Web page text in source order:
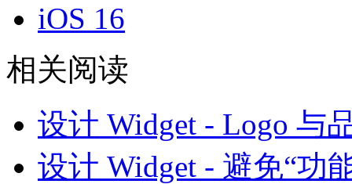
iOS 16
相关阅读
设计 Widget - Logo 与
设计 Widget - 避免“功